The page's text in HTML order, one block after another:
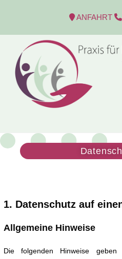
ANFAHRT
1. Datenschutz auf
Allgemeine Hinweise
Die folgenden Hinweise geben